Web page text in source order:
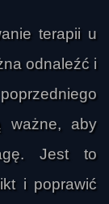
terapii u
odnaleźć i
ważne, aby
Jest to
i poprawić